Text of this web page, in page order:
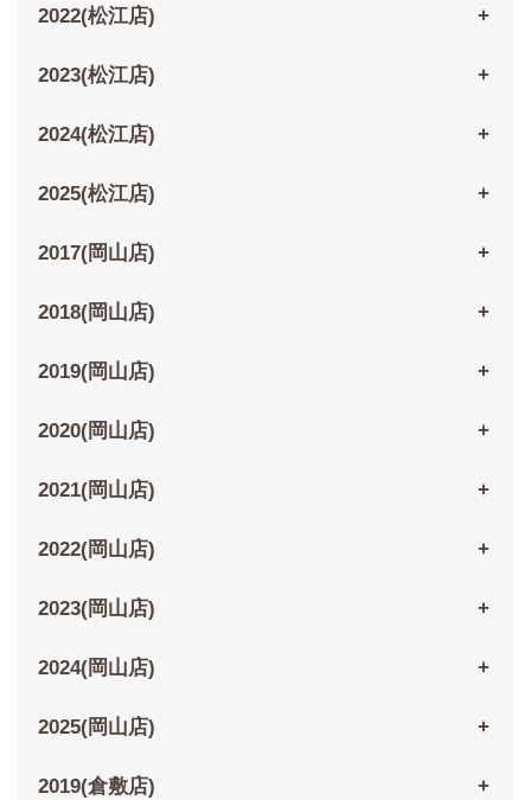
2022(松江店)
2023(松江店)
2024(松江店)
2025(松江店)
2017(岡山店)
2018(岡山店)
2019(岡山店)
2020(岡山店)
2021(岡山店)
2022(岡山店)
2023(岡山店)
2024(岡山店)
2025(岡山店)
2019(倉敷店)